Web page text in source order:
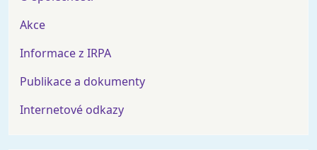
Akce
Informace z IRPA
Publikace a dokumenty
Internetové odkazy